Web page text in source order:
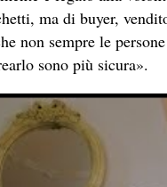
ma di buyer,
non sempre le
sono più sicura».